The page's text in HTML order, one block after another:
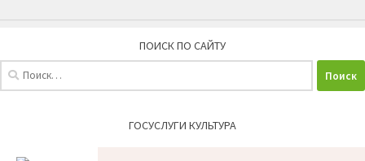
ПОИСК ПО САЙТУ
ГОСУСЛУГИ КУЛЬТУРА